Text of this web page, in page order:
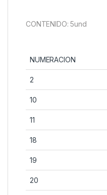
CONTENIDO: 5und
NUMERACION
2
10
11
18
19
20